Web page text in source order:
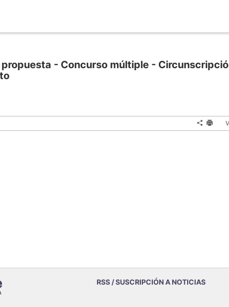
- Concurso múltiple -
RSS / SUSCRIPCIÓN A NOTICIAS